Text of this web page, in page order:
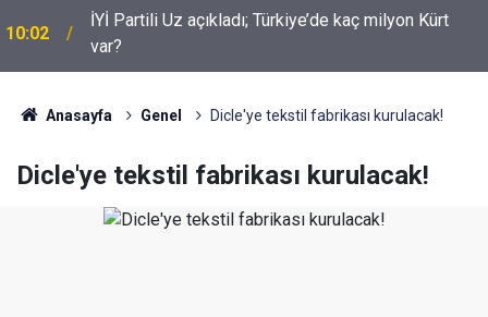
var?
09:54
Suça sürüklenen çocuklar için yeni düzenleme
neleri kapsiyor?
Anasayfa Genel Dicle'ye tekstil fabrikası kurulacak!
Dicle'ye tekstil fabrikası kurulacak!